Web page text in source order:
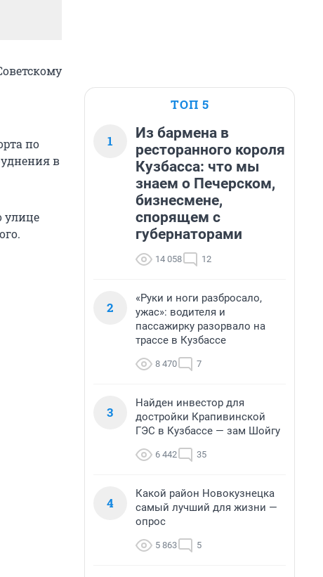
по
в
улице
ТОП 5
1
Из бармена в
ресторанного короля
Кузбасса: что мы
знаем о Печерском,
бизнесмене,
спорящем с
губернаторами
14 058 12
2
«Руки и ноги разбросало,
ужас»: водителя и
пассажирку разорвало на
трассе в Кузбассе
8 470 7
3
Найден инвестор для
достройки Крапивинской
ГЭС в Кузбассе — зам Шойгу
6 442 35
4
Какой район Новокузнецка
самый лучший для жизни —
опрос
5 863 5